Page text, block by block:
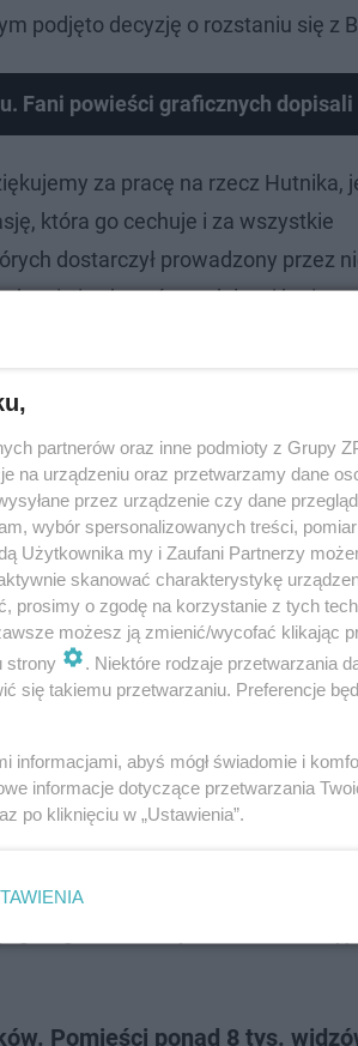
podjęto decyzję o rozstaniu się z
Fani powieści graficznych dopisali
za pracę na rzecz Hutnika,
która go cechuje i za wszystkie
dostarczył prowadzony przez
i sukcesów w dalszej karierze
komunikacie zamieszczonym na
ze Stomilem Olsztyn
ma zostać podane opinii
zagra w sobotę, 30 marca na
Pomieści ponad 8 tys.
partnerów oraz inne podmioty z Grupy
na urządzeniu oraz przetwarzamy dane
przez urządzenie czy dane
wybór spersonalizowanych treści,
Użytkownika my i Zaufani Partnerzy
skanować charakterystykę
prosimy o zgodę na korzystanie z tych
możesz ją zmienić/wycofać klikając
strony
. Niektóre rodzaje przetwarzania
się takiemu przetwarzaniu. Preferencje
informacjami, abyś mógł świadomie i
informacje dotyczące przetwarzania
po kliknięciu w „Ustawienia”.